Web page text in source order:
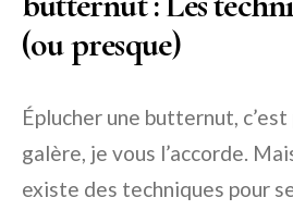
(ou presque)
Éplucher une butternut,
galère, je vous l’accorde.
existe des techniques pour